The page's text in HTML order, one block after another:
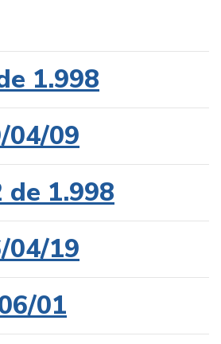
1.998
04/09
de 1.998
04/19
01